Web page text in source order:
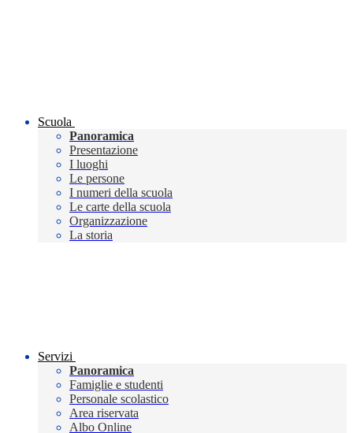
Scuola
Panoramica
Presentazione
I luoghi
Le persone
I numeri della scuola
Le carte della scuola
Organizzazione
La storia
Servizi
Panoramica
Famiglie e studenti
Personale scolastico
Area riservata
Albo Online